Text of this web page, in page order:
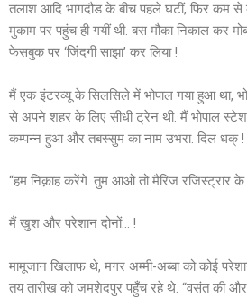
तलाश आदि भागदौड के बीच पहले घटीं, फिर कम
मुकाम पर पहुंच ही गयीं थी. बस मौका निकाल कर
फेसबुक पर ‘जिंदगी साझा’ कर लिया !
मैं एक इंटरव्यू के सिलसिले में भोपाल गया हुआ था,
से अपने शहर के लिए सीधी ट्रेन थी. मैं भोपाल
कम्पन्न हुआ और तबस्सुम का नाम उभरा. दिल धक् !
“हम निक़ाह करेंगे. तुम आओ तो मैरिज रजिस्ट्रार के
मैं खुश और परेशान दोनों… !
मामूजान खिलाफ थे, मगर अम्मी-अब्बा को कोई
तय तारीख को जमशेदपुर पहुँच रहे थे. “वसंत की और